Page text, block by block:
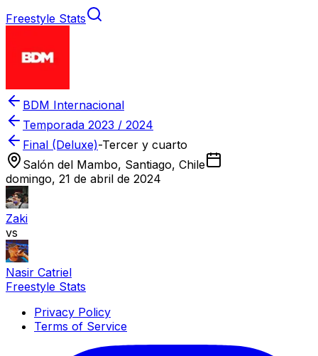
Freestyle Stats
BDM Internacional
Temporada 2023 / 2024
Final (Deluxe)-Tercer y cuarto
Salón del Mambo, Santiago, Chile
domingo, 21 de abril de 2024
Zaki
vs
Nasir Catriel
Freestyle Stats
Privacy Policy
Terms of Service